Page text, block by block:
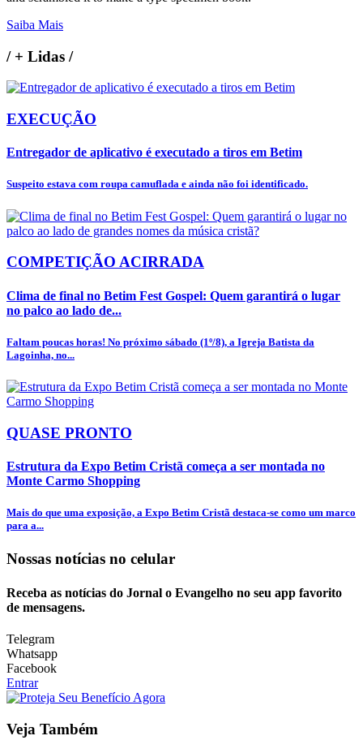
Saiba Mais
/+ Lidas /
EXECUÇÃO
Entregador de aplicativo é executado a tiros em Betim
Suspeito estava com roupa camuflada e ainda não foi identificado.
COMPETIÇÃO ACIRRADA
Clima de final no Betim Fest Gospel: Quem garantirá o lugar
no palco ao lado de...
Faltam poucas horas! No próximo sábado (1º/8), a Igreja Batista da
Lagoinha, no...
QUASE PRONTO
Estrutura da Expo Betim Cristã começa a ser montada no
Monte Carmo Shopping
Mais do que uma exposição, a Expo Betim Cristã destaca-se como um marco
para a...
Nossas notícias no celular
Receba as notícias do Jornal o Evangelho no seu app favorito
de mensagens.
Telegram
Whatsapp
Facebook
Entrar
Veja Também